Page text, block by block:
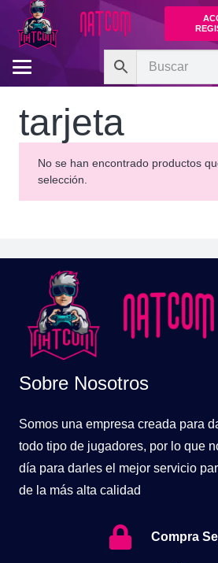
tarjeta
No se han encontrado productos
selección.
Sobre Nosotros
Somos una empresa creada para
todo tipo de jugadores, por lo que
día para darles el mejor servicio
de la más alta calidad
Compra